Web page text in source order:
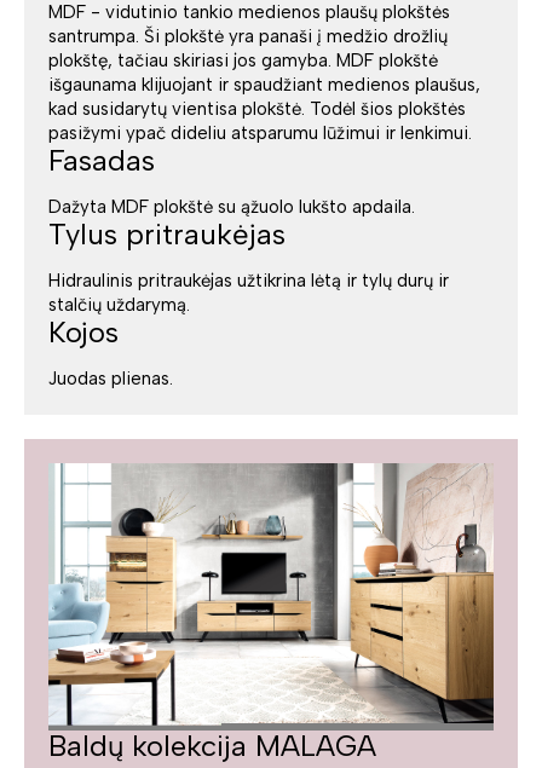
MDF - vidutinio tankio medienos plaušų plokštės
santrumpa. Ši plokštė yra panaši į medžio drožlių
plokštę, tačiau skiriasi jos gamyba. MDF plokštė
išgaunama klijuojant ir spaudžiant medienos plaušus,
kad susidarytų vientisa plokštė. Todėl šios plokštės
pasižymi ypač dideliu atsparumu lūžimui ir lenkimui.
Fasadas
Dažyta MDF plokštė su ąžuolo lukšto apdaila.
Tylus pritraukėjas
Hidraulinis pritraukėjas užtikrina lėtą ir tylų durų ir
stalčių uždarymą.
Kojos
Juodas plienas.
Baldų kolekcija MALAGA